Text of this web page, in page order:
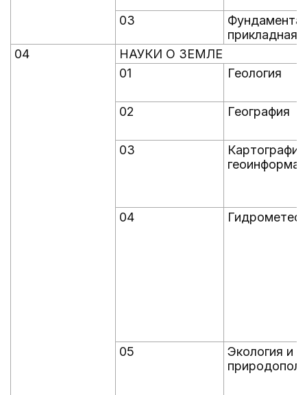
03
прикладная
04
НАУКИ О ЗЕМЛЕ
01
Геология
02 География
03
04
05
Экология и